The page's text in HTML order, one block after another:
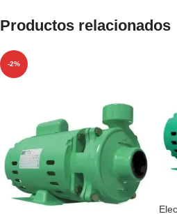
Productos relacionados
-2%